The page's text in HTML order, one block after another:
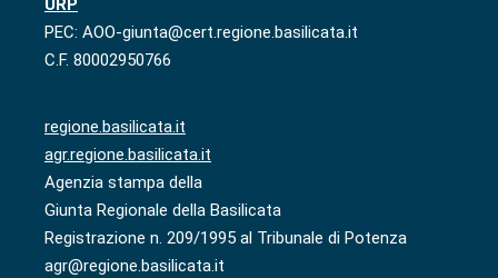
URP
PEC: AOO-giunta@cert.regione.basilicata.it
C.F. 80002950766
regione.basilicata.it
agr.regione.basilicata.it
Agenzia stampa della
Giunta Regionale della Basilicata
Registrazione n. 209/1995 al Tribunale di Potenza
agr@regione.basilicata.it